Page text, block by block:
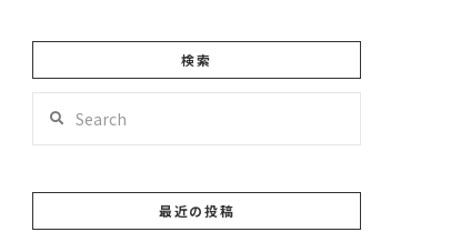
検索
最近の投稿